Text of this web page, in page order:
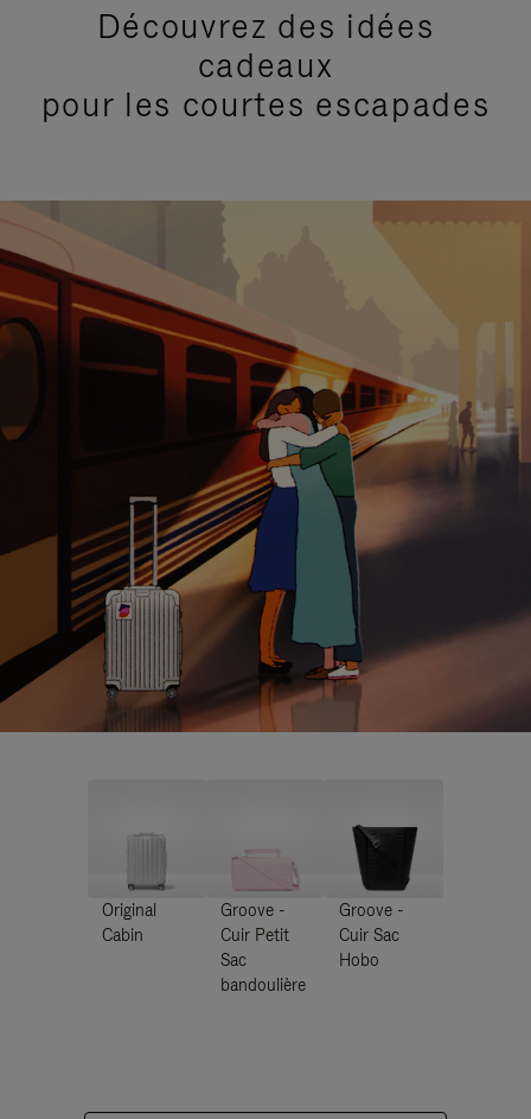
Découvrez des idées
cadeaux
pour les courtes escapades
Original
Cabin
Groove -
Cuir Petit
Sac
bandoulière
Groove -
Cuir Sac
Hobo